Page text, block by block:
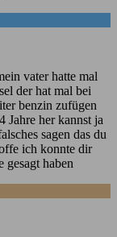
vater hatte mal
der hat mal bei
benzin zufügen
Jahre her kannst ja
sagen das du
ich konnte dir
gesagt haben